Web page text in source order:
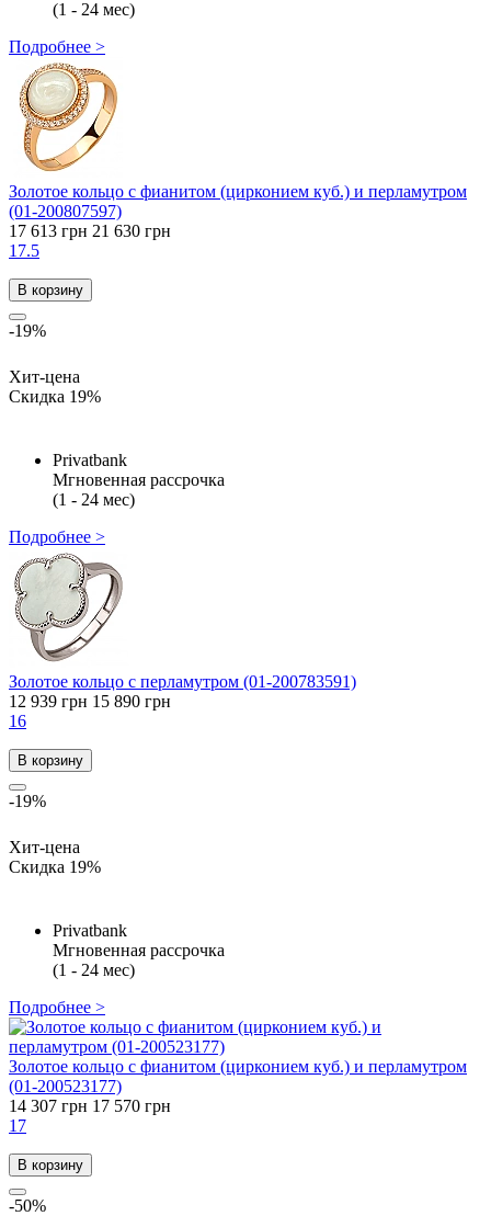
(1 - 24 мес)
Подробнее >
Золотое кольцо с фианитом (цирконием куб.) и перламутром
(01-200807597)
17 613 грн 21 630 грн
17.5
В корзину
-19%
Хит-цена
Скидка 19%
Privatbank
Мгновенная рассрочка
(1 - 24 мес)
Подробнее >
Золотое кольцо с перламутром (01-200783591)
12 939 грн 15 890 грн
16
В корзину
-19%
Хит-цена
Скидка 19%
Privatbank
Мгновенная рассрочка
(1 - 24 мес)
Подробнее >
Золотое кольцо с фианитом (цирконием куб.) и перламутром
(01-200523177)
14 307 грн 17 570 грн
17
В корзину
-50%